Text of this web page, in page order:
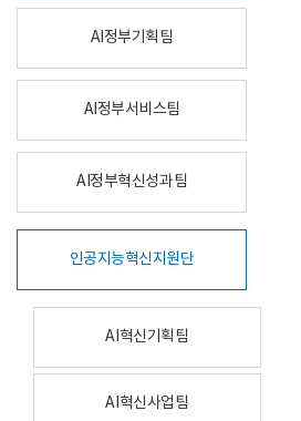
AI정부기획팀
AI정부서비스팀
AI정부혁신성과팀
인공지능혁신지원단
AI혁신기획팀
AI혁신사업팀